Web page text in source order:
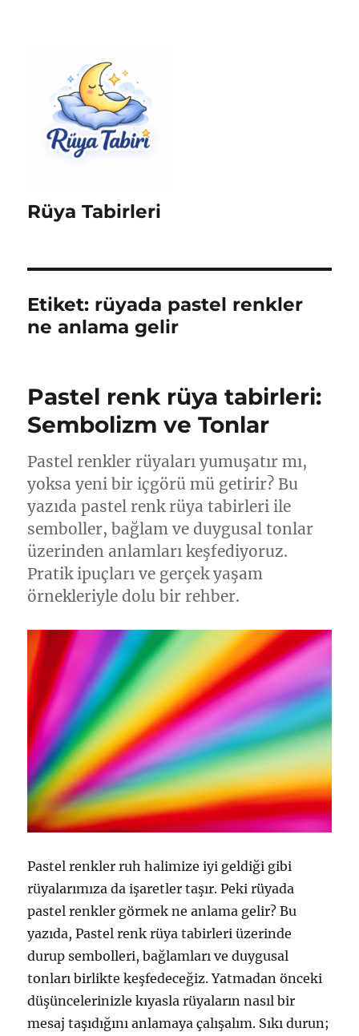
Rüya Tabirleri
Etiket: rüyada pastel renkler
ne anlama gelir
Pastel renk rüya tabirleri:
Sembolizm ve Tonlar
Pastel renkler rüyaları yumuşatır mı,
yoksa yeni bir içgörü mü getirir? Bu
yazıda pastel renk rüya tabirleri ile
semboller, bağlam ve duygusal tonlar
üzerinden anlamları keşfediyoruz.
Pratik ipuçları ve gerçek yaşam
örnekleriyle dolu bir rehber.
Pastel renkler ruh halimize iyi geldiği gibi
rüyalarımıza da işaretler taşır. Peki rüyada
pastel renkler görmek ne anlama gelir? Bu
yazıda, Pastel renk rüya tabirleri üzerinde
durup sembolleri, bağlamları ve duygusal
tonları birlikte keşfedeceğiz. Yatmadan önceki
düşüncelerinizle kıyasla rüyaların nasıl bir
mesaj taşıdığını anlamaya çalışalım. Sıkı durun;